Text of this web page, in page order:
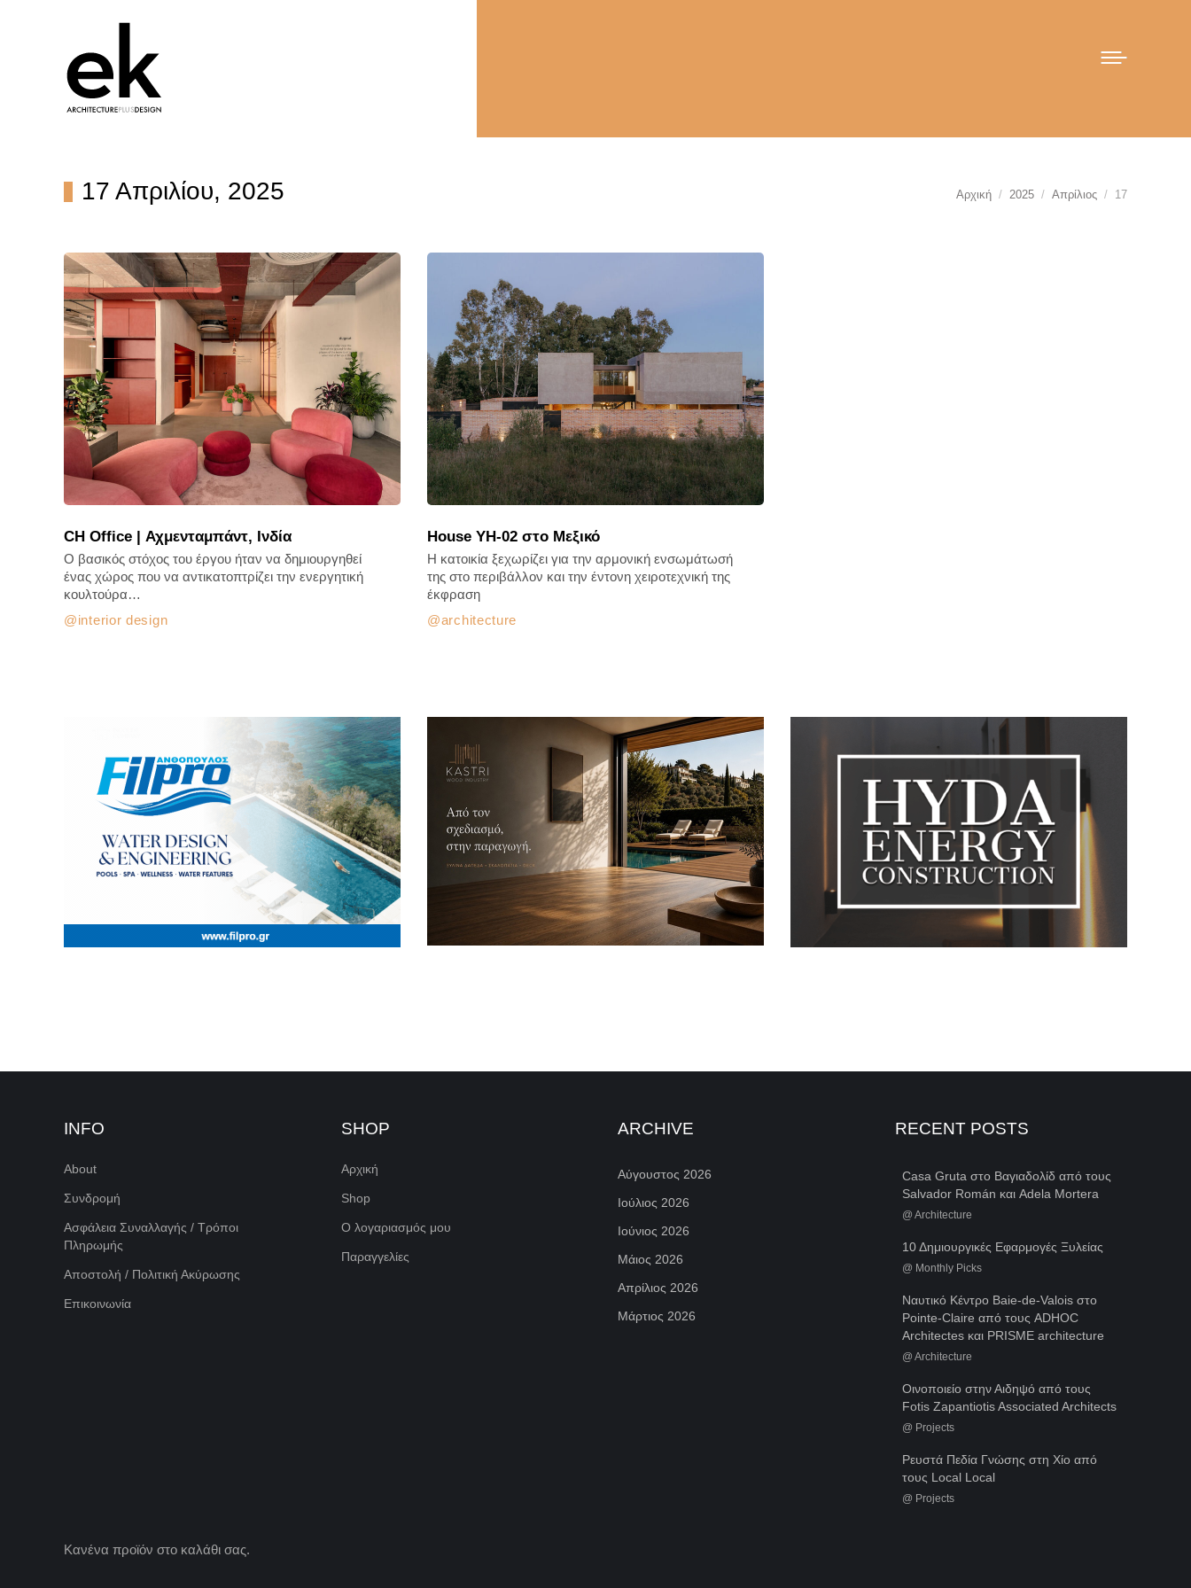
17 Απριλίου, 2025 You are here:
Αρχική 2025 Απρίλιος 17
CH Office | Αχμενταμπάντ, Ινδία
interior design
Ο βασικός στόχος του έργου ήταν να δημιουργηθεί
ένας χώρος που να αντικατοπτρίζει την ενεργητική
κουλτούρα…
House YH-02 στο Μεξικό
architecture
Η κατοικία ξεχωρίζει για την αρμονική ενσωμάτωσή
της στο περιβάλλον και την έντονη χειροτεχνική της
έκφραση
INFO
About
Συνδρομή
Ασφάλεια Συναλλαγής / Τρόποι
Πληρωμής
Αποστολή / Πολιτική Ακύρωσης
Επικοινωνία
SHOP
Αρχική
Shop
Ο λογαριασμός μου
Παραγγελίες
ARCHIVE
Αύγουστος 2026
Ιούλιος 2026
Ιούνιος 2026
Μάιος 2026
Απρίλιος 2026
Μάρτιος 2026
RECENT POSTS
Casa Gruta στο Βαγιαδολίδ από τους
Salvador Román και Adela Mortera
@ Architecture
10 Δημιουργικές Εφαρμογές Ξυλείας
@ Monthly Picks
Ναυτικό Κέντρο Baie-de-Valois στο
Pointe-Claire από τους ADHOC
Architectes και PRISME architecture
@ Architecture
Οινοποιείο στην Αιδηψό από τους
Fotis Zapantiotis Associated Architects
@ Projects
Ρευστά Πεδία Γνώσης στη Χίο από
τους Local Local
@ Projects
Κανένα προϊόν στο καλάθι σας.